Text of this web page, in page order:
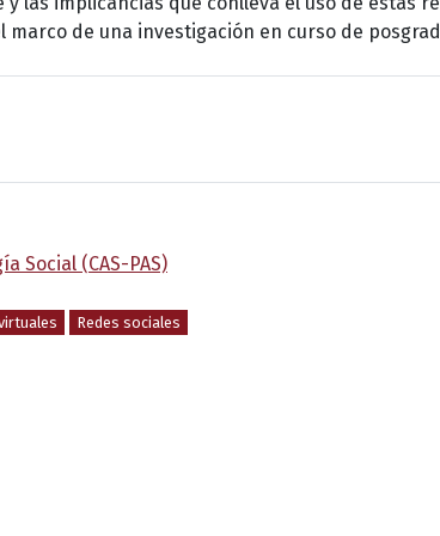
de una investigación en curso de
Social (CAS-PAS)
Redes sociales